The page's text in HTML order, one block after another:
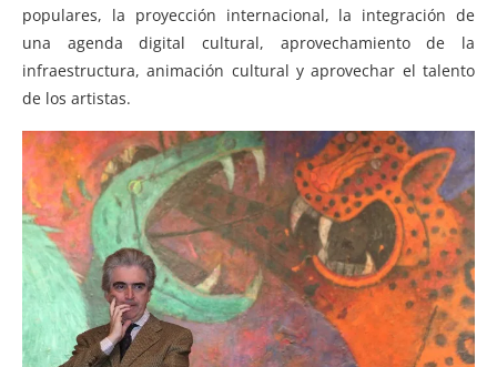
populares, la proyección internacional, la integración de
una agenda digital cultural, aprovechamiento de la
infraestructura, animación cultural y aprovechar el talento
de los artistas.